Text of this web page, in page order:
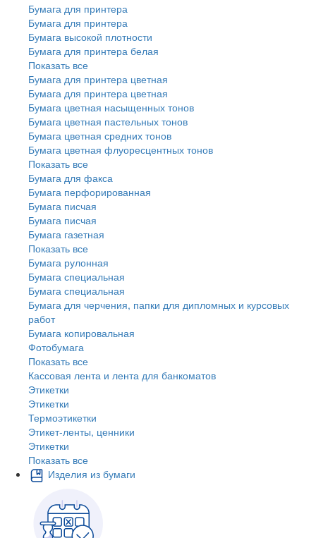
Бумага для принтера
Бумага для принтера
Бумага высокой плотности
Бумага для принтера белая
Показать все
Бумага для принтера цветная
Бумага для принтера цветная
Бумага цветная насыщенных тонов
Бумага цветная пастельных тонов
Бумага цветная средних тонов
Бумага цветная флуоресцентных тонов
Показать все
Бумага для факса
Бумага перфорированная
Бумага писчая
Бумага писчая
Бумага газетная
Показать все
Бумага рулонная
Бумага специальная
Бумага специальная
Бумага для черчения, папки для дипломных и курсовых
работ
Бумага копировальная
Фотобумага
Показать все
Кассовая лента и лента для банкоматов
Этикетки
Этикетки
Термоэтикетки
Этикет-ленты, ценники
Этикетки
Показать все
Изделия из бумаги